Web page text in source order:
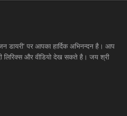
डायरी' पर आपका हार्दिक अभिनन्दन है। आप
लिरिक्स और वीडियो देख सकते है। जय श्री